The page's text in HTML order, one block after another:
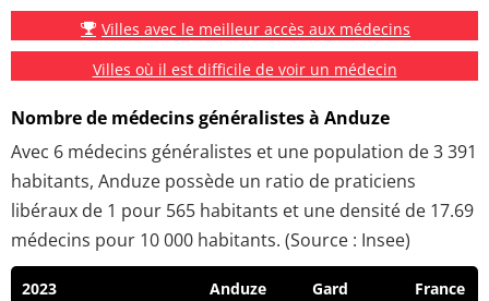
Villes avec le meilleur accès aux médecins
Villes où il est difficile de voir un médecin
Nombre de médecins généralistes à Anduze
Avec 6 médecins généralistes et une population de 3 391
habitants, Anduze possède un ratio de praticiens
libéraux de 1 pour 565 habitants et une densité de 17.69
médecins pour 10 000 habitants. (Source : Insee)
2023 Anduze Gard France